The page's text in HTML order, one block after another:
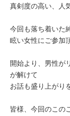
真剣度の高い、人
今回も落ち着いた
眩い女性にご参加
開始より、男性が
が解けて
お話も盛り上がり
皆様、今回のこの